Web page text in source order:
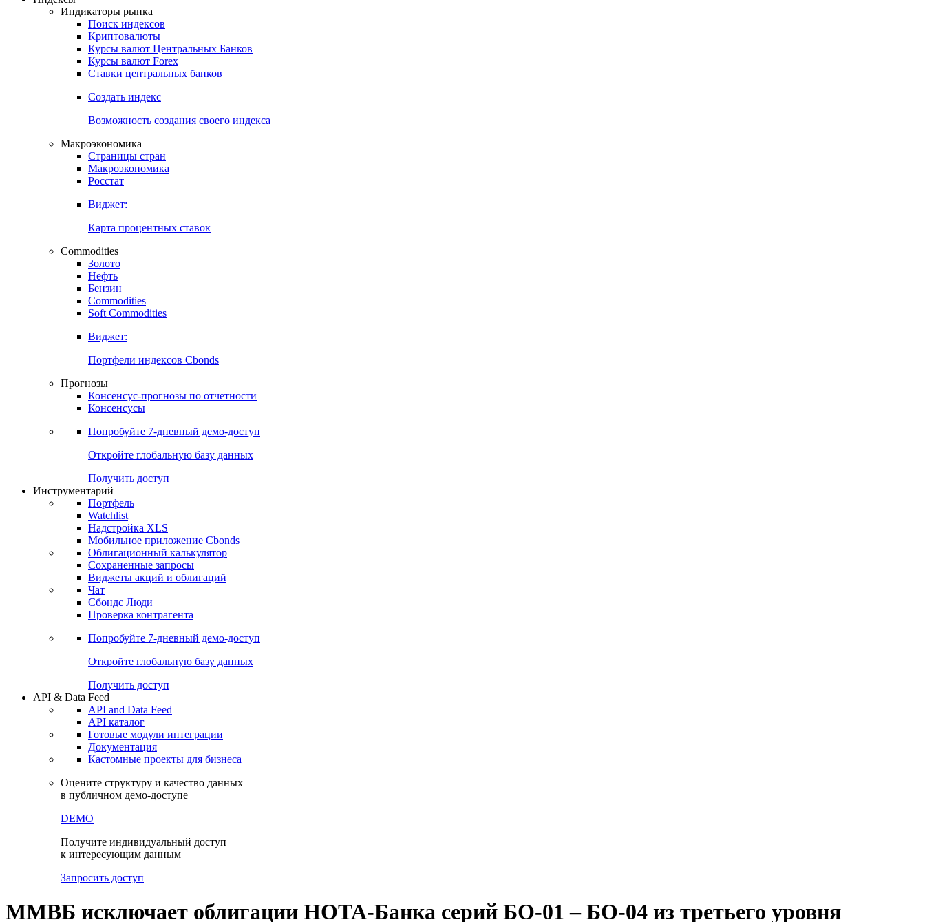
Получить доступ
Индикаторы рынка
Поиск индексов
Криптовалюты
Курсы валют Центральных Банков
Курсы валют Forex
Ставки центральных банков
Создать индекс
Возможность создания своего индекса
Макроэкономика
Страницы стран
Макроэкономика
Росстат
Виджет:
Карта процентных ставок
Commodities
Золото
Нефть
Бензин
Commodities
Soft Commodities
Виджет:
Портфели индексов Cbonds
Прогнозы
Консенсус-прогнозы по отчетности
Консенсусы
Попробуйте7-дневный
Откройте глобальную базу данных
Получить доступ
Инструментарий
Портфель
Watchlist
Надстройка XLS
Мобильное приложение Cbonds
Облигационный калькулятор
Сохраненные запросы
Виджеты акций и облигаций
Чат
Сбондс Люди
Проверка контрагента
Попробуйте7-дневный
Откройте глобальную базу данных
Получить доступ
API & Data Feed
API and Data Feed
API каталог
Документация
Кастомные проекты для бизнеса
Оцените структуру и качество данных
в публичном демо-доступе
DEMO
Получите индивидуальный доступ